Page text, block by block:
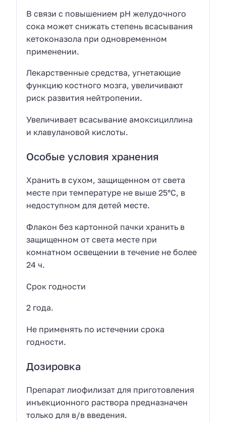
В связи с повышением pH желудочного
сока может снижать степень всасывания
кетоконазола при одновременном
применении.
Лекарственные средства, угнетающие
функцию костного мозга, увеличивают
риск развития нейтропении.
Увеличивает всасывание амоксициллина
и клавулановой кислоты.
Особые условия хранения
Хранить в сухом, защищенном от света
месте при температуре не выше 25°С, в
недоступном для детей месте.
Флакон без картонной пачки хранить в
защищенном от света месте при
комнатном освещении в течение не более
24 ч.
Срок годности
2 года.
Не применять по истечении срока
годности.
Дозировка
Препарат лиофилизат для приготовления
инъекционного раствора предназначен
только для в/в введения.